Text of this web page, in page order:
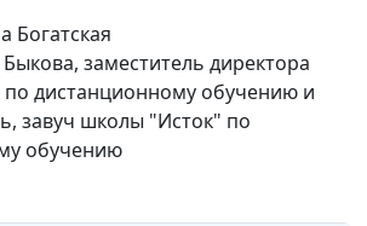
Богатская
Быкова, заместитель директора
дистанционному обучению и
завуч школы "Исток" по
обучению
священнослужитель
Анна Богатская, Алина
Ронжина
#7